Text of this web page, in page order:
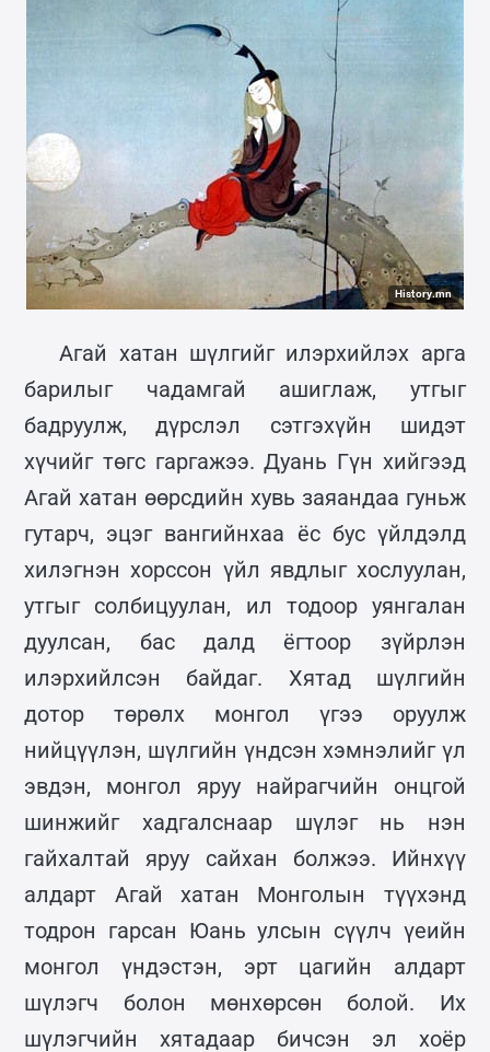
History.mn
Агай хатан шүлгийг илэрхийлэх арга
барилыг чадамгай ашиглаж, утгыг
бадруулж, дүрслэл сэтгэхүйн шидэт
хүчийг төгс гаргажээ. Дуань Гүн хийгээд
Агай хатан өөрсдийн хувь заяандаа гуньж
гутарч, эцэг вангийнхаа ёс бус үйлдэлд
хилэгнэн хорссон үйл явдлыг хослуулан,
утгыг солбицуулан, ил тодоор уянгалан
дуулсан, бас далд ёгтоор зүйрлэн
илэрхийлсэн байдаг. Хятад шүлгийн
дотор төрөлх монгол үгээ оруулж
нийцүүлэн, шүлгийн үндсэн хэмнэлийг үл
эвдэн, монгол яруу найрагчийн онцгой
шинжийг хадгалснаар шүлэг нь нэн
гайхалтай яруу сайхан болжээ. Ийнхүү
алдарт Агай хатан Монголын түүхэнд
тодрон гарсан Юань улсын сүүлч үеийн
монгол үндэстэн, эрт цагийн алдарт
шүлэгч болон мөнхөрсөн болой. Их
шүлэгчийн хятадаар бичсэн эл хоёр